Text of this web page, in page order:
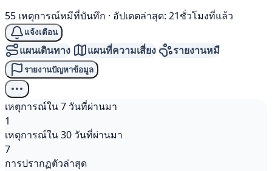
55 เหตุการณ์หมีที่บันทึก · อัปเดตล่าสุด: 21ชั่วโมงที่แล้ว
แจ้งเตือน
แผนเดินทาง แผนที่ความเสี่ยง รายงานหมี
รายงานปัญหาข้อมูล
เหตุการณ์ใน 7 วันที่ผ่านมา
1
เหตุการณ์ใน 30 วันที่ผ่านมา
7
การปรากฏตัวล่าสุด